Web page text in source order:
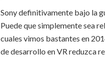
Sony definitivamente bajo la
Puede que simplemente sea
cuales vimos bastantes en
de desarrollo en VR reduzca